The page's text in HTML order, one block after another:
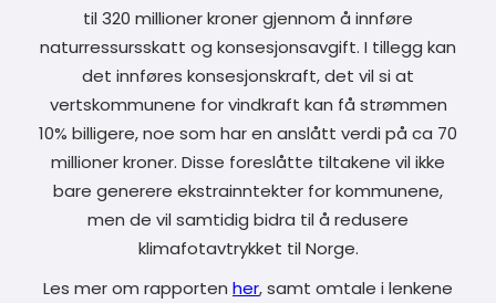
til 320 millioner kroner gjennom å innføre
naturressursskatt og konsesjonsavgift. I tillegg kan
det innføres konsesjonskraft, det vil si at
vertskommunene for vindkraft kan få strømmen
10% billigere, noe som har en anslått verdi på ca 70
millioner kroner. Disse foreslåtte tiltakene vil ikke
bare generere ekstrainntekter for kommunene,
men de vil samtidig bidra til å redusere
klimafotavtrykket til Norge.
Les mer om rapporten her, samt omtale i lenkene